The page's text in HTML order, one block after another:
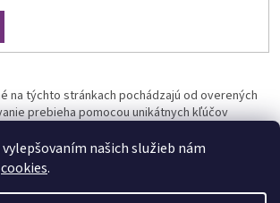
našich služieb nám
cookies.
na týchto stránkach pochádzajú od overených
prebieha pomocou unikátnych kľúčov